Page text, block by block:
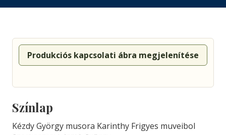
Produkciós kapcsolati ábra megjelenítése
Színlap
Kézdy György musora Karinthy Frigyes muveibol